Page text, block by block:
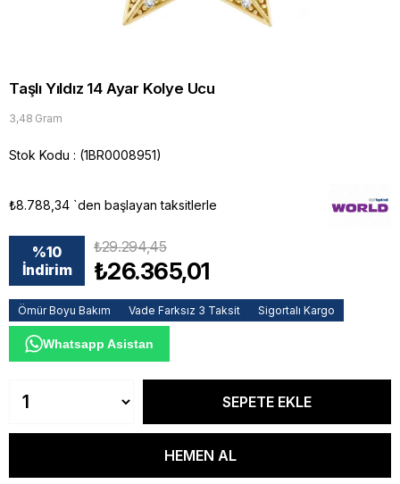
Taşlı Yıldız 14 Ayar Kolye Ucu
3,48 Gram
Stok Kodu (1BR0008951)
₺8.788,34 `den başlayan taksitlerle
%10
İndirim
₺29.294,45
₺26.365,01
Ömür Boyu Bakım Vade Farksız 3 Taksit Sigortalı Kargo
Whatsapp Asistan